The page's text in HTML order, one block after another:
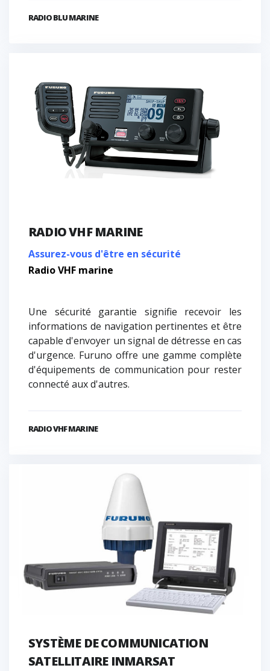
RADIO BLU MARINE
RADIO VHF MARINE
Assurez-vous d'être en sécurité
Radio VHF marine
Une sécurité garantie signifie recevoir les
informations de navigation pertinentes et être
capable d'envoyer un signal de détresse en cas
d'urgence. Furuno offre une gamme complète
d'équipements de communication pour rester
connecté aux d'autres.
RADIO VHF MARINE
SYSTÈME DE COMMUNICATION
SATELLITAIRE INMARSAT